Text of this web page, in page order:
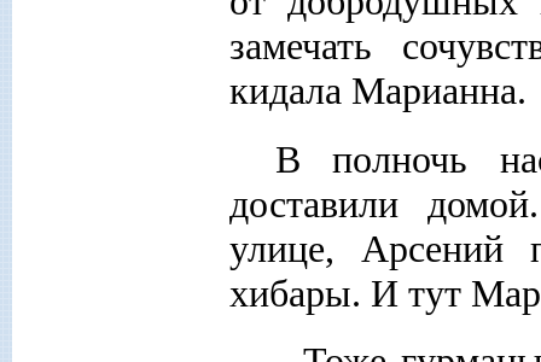
замечать
кидала Марианна.
В полночь
доставили
улице, Арсений
хибары. И тут